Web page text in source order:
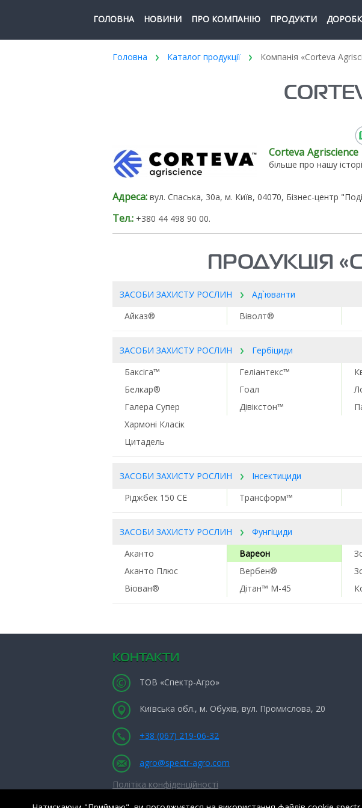
ГОЛОВНА НОВИНИ ПРО КОМПАНІЮ ПРОДУКТИ
Головна Каталог продукції Компанія «Corteva
Corteva Agriscience
більше про нашу
Адреса: вул. Спаська, 30а, м. Київ, 04070, Бізнес-центр
Тел.: +380 44 498 90 00.
ПРОДУКЦІЯ
ЗАСОБИ ЗАХИСТУ РОСЛИН
Ад`юванти
Айказ®
Віволт®
ЗАСОБИ ЗАХИСТУ РОСЛИН
Гербіциди
Баксіга™
Белкар®
Галера Супер
Геліантекс™
Гоал
Дівікстон™
Хармоні Класік
Цитадель
ЗАСОБИ ЗАХИСТУ РОСЛИН
Інсектициди
Ріджбек 150 СЕ
Трансформ™
ЗАСОБИ ЗАХИСТУ РОСЛИН
Фунгіциди
Аканто
Аканто Плюс
Віован®
Вареон
Вербен®
Дітан™ М-45
КОНТАКТИ
ТОВ «Спектр-Агро»
Київська обл., м. Обухів, вул. Промислова, 20
+38 (067) 219-06-32
agro@spectr-agro.com
Політіка конфіденційності